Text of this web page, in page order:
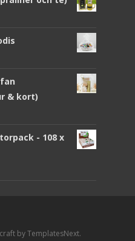
& kort)
- 108 x
by TemplatesNext.